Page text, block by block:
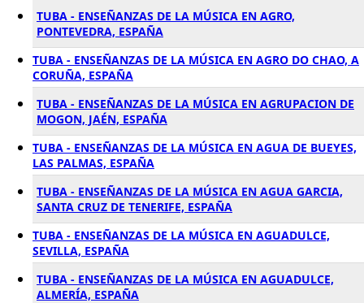
TUBA - ENSEÑANZAS DE LA MÚSICA EN AGRO,
PONTEVEDRA, ESPAÑA
TUBA - ENSEÑANZAS DE LA MÚSICA EN AGRO DO CHAO, A
CORUÑA, ESPAÑA
TUBA - ENSEÑANZAS DE LA MÚSICA EN AGRUPACION DE
MOGON, JAÉN, ESPAÑA
TUBA - ENSEÑANZAS DE LA MÚSICA EN AGUA DE BUEYES,
LAS PALMAS, ESPAÑA
TUBA - ENSEÑANZAS DE LA MÚSICA EN AGUA GARCIA,
SANTA CRUZ DE TENERIFE, ESPAÑA
TUBA - ENSEÑANZAS DE LA MÚSICA EN AGUADULCE,
SEVILLA, ESPAÑA
TUBA - ENSEÑANZAS DE LA MÚSICA EN AGUADULCE,
ALMERÍA, ESPAÑA